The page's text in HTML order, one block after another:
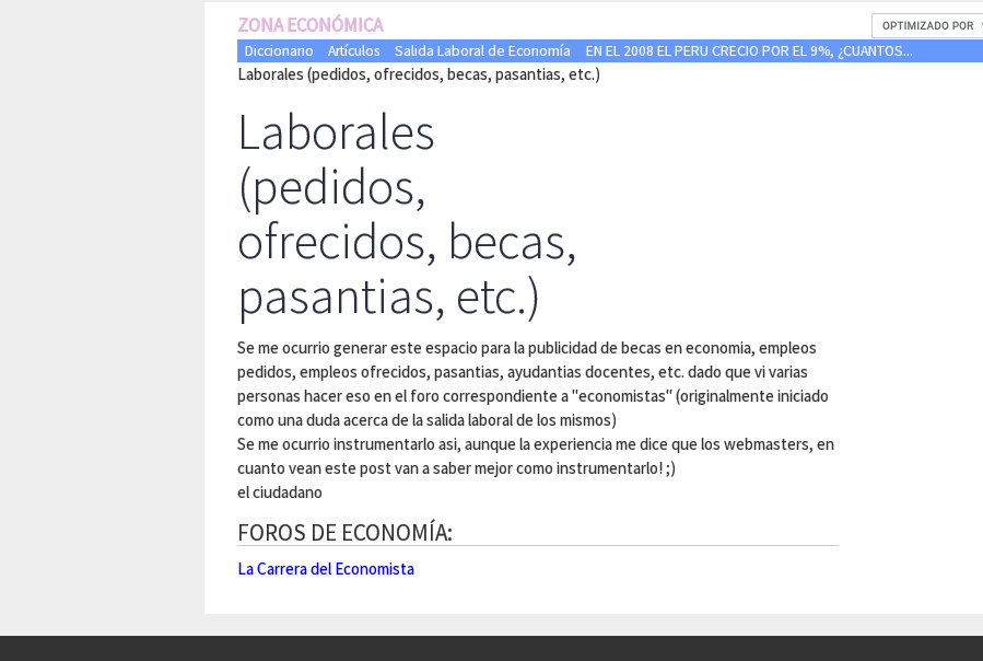
ZONA ECONÓMICA
Diccionario Artículos Salida Laboral de Economía EN EL 2008 EL PERU CRECIO POR EL 9%, ¿CUANTOS...
Laborales (pedidos, ofrecidos, becas, pasantias, etc.)
Laborales
(pedidos,
ofrecidos, becas,
pasantias, etc.)
Se me ocurrio generar este espacio para la publicidad de becas en economia, empleos
pedidos, empleos ofrecidos, pasantias, ayudantias docentes, etc. dado que vi varias
personas hacer eso en el foro correspondiente a "economistas" (originalmente iniciado
como una duda acerca de la salida laboral de los mismos)
Se me ocurrio instrumentarlo asi, aunque la experiencia me dice que los webmasters, en
cuanto vean este post van a saber mejor como instrumentarlo! ;)
el ciudadano
FOROS DE ECONOMÍA:
La Carrera del Economista